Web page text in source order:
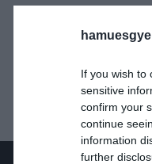
If you wish to
sensitive
confirm your
continue
information
further